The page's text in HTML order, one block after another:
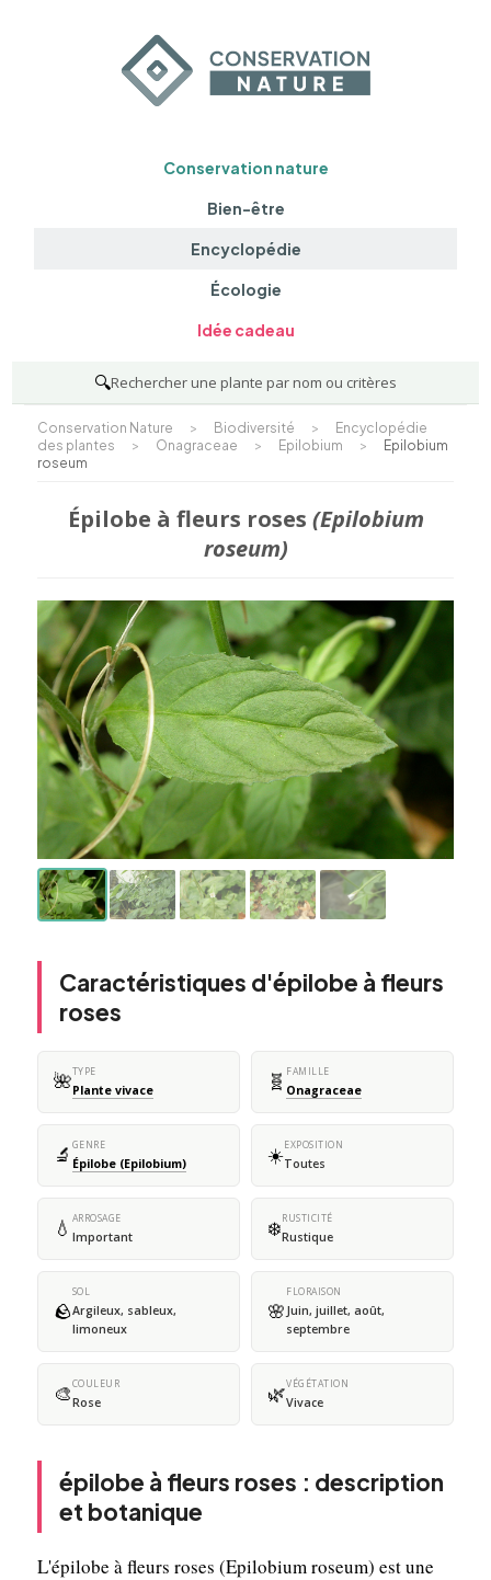
Conservation nature
Bien-être
Encyclopédie
Écologie
Idée cadeau
🔍Rechercher une plante par nom ou critères
Conservation Nature > Biodiversité >
Encyclopédie
des plantes
> Onagraceae > Epilobium >
Epilobium
roseum
Épilobe à fleurs roses (Epilobium
roseum)
Caractéristiques d'épilobe à fleurs
roses
🌺TYPE
Plante vivace 🧬 FAMILLE
Onagraceae
🔬 GENRE
Épilobe (Epilobium) ☀️EXPOSITION
Toutes
💧 ARROSAGE
Important ❄️RUSTICITÉ
Rustique
🪨
SOL
Argileux, sableux,
limoneux
🌸
FLORAISON
Juin, juillet, août,
septembre
🎨COULEUR
Rose 🌿VÉGÉTATION
Vivace
épilobe à fleurs roses : description
et botanique
L'épilobe à fleurs roses (Epilobium roseum) est une